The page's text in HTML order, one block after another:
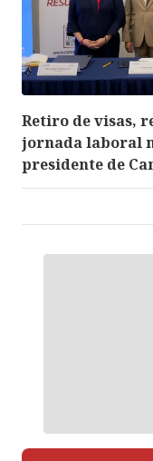
Retiro de visas,
jornada laboral
presidente de